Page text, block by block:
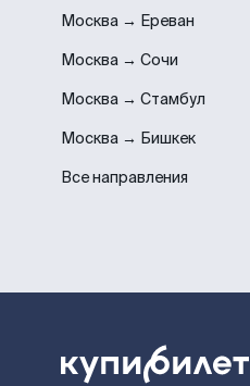
Москва → Ереван
Москва → Сочи
Москва → Стамбул
Москва → Бишкек
Все направления